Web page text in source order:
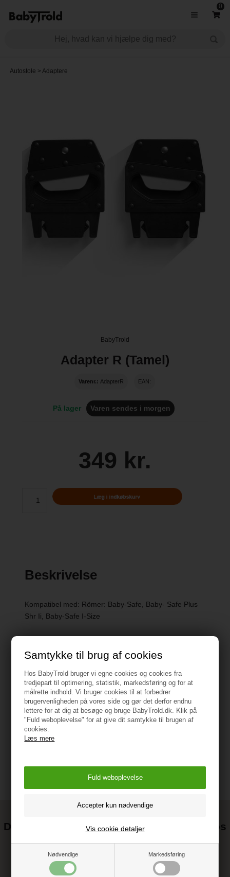
Samtykke til brug af cookies
Hos BabyTrold bruger vi egne cookies og cookies fra
tredjepart til optimering, statistik, markedsføring og for at
målrette indhold. Vi bruger cookies til at forbedrer
brugervenligheden på vores side og gør det derfor endnu
lettere for at dig at besøge og bruge BabyTrold.dk. Klik på
"Fuld weboplevelse" for at give dit samtykke til brugen af
cookies.
Læs mere
Nødvendige Markedsføring
Vis cookie detaljer
0
Autostole > Adaptere
BabyTrold
Adapter R (Tamel)
Varenr.: AdapterR EAN:
På lager Varen sendes i morgen
349 kr.
Beskrivelse
Kompatibel med: Römer: Baby-Safe, Baby- Safe Plus
Shr Ii, Baby-Safe I-Size
Specifikationer
Vejledning
Det kan blive endnu billigere at handle hos
Tilmeld dig vores nyhedsbrev og gå ikke glip af gode tilbud